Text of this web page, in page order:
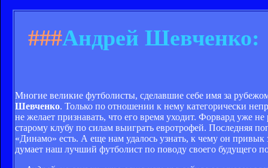
###Андрей Шевченко:
Многие великие футболисты, сделавшие себе имя за
Шевченко. Только по отношении к нему категорически
не желает признавать, что его время уходит. Форвард уже
старому клубу по силам выиграть евротрофей. Последняя
«Динамо» есть. А еще нам удалось узнать, к чему он
думает наш лучший футболист по поводу своего будущего